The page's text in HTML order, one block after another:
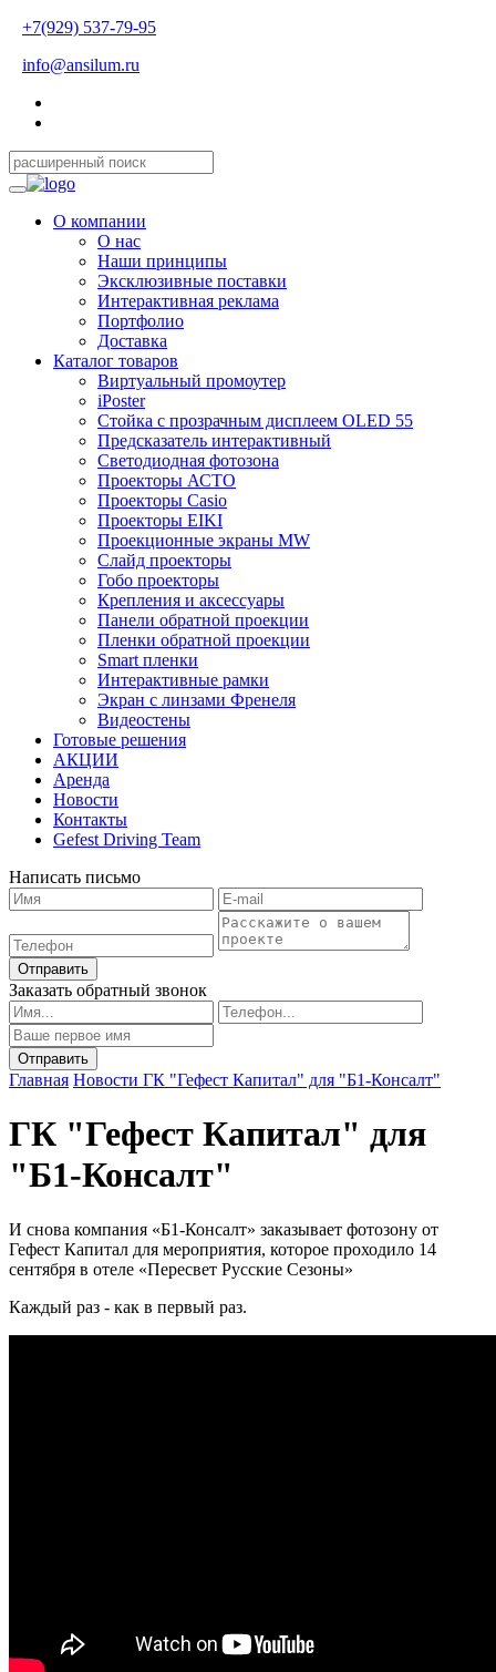
+7(929) 537-79-95
info@ansilum.ru
О компании
О нас
Наши принципы
Эксклюзивные поставки
Интерактивная реклама
Портфолио
Доставка
Каталог товаров
Виртуальный промоутер
iPoster
Стойка с прозрачным дисплеем OLED 55
Предсказатель интерактивный
Светодиодная фотозона
Проекторы АСТО
Проекторы Casio
Проекторы EIKI
Проекционные экраны MW
Слайд проекторы
Гобо проекторы
Крепления и аксессуары
Панели обратной проекции
Пленки обратной проекции
Smart пленки
Интерактивные рамки
Экран с линзами Френеля
Видеостены
Готовые решения
АКЦИИ
Аренда
Новости
Контакты
Gefest Driving Team
Написать письмо
Отправить
Заказать обратный звонок
Главная Новости ГК "Гефест Капитал" для "Б1-Консалт"
ГК "Гефест Капитал" для
"Б1-Консалт"
И снова компания «Б1-Консалт» заказывает фотозону от
Гефест Капитал для мероприятия, которое проходило 14
сентября в отеле «Пересвет Русские Сезоны»
Каждый раз - как в первый раз.